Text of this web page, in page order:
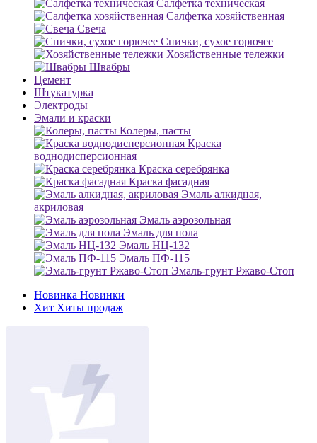
Салфетка техническая
Салфетка хозяйственная
Свеча
Спички, сухое горючее
Хозяйственные тележки
Швабры
Цемент
Штукатурка
Электроды
Эмали и краски
Колеры, пасты
Краска
воднодисперсионная
Краска серебрянка
Краска фасадная
Эмаль алкидная,
акриловая
Эмаль аэрозольная
Эмаль для пола
Эмаль НЦ-132
Эмаль ПФ-115
Эмаль-грунт Ржаво-Стоп
Новинка Новинки
Хит Хиты продаж